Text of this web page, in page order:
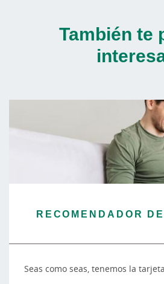
También te
RECOMENDADOR
Seas como seas, tenemos la